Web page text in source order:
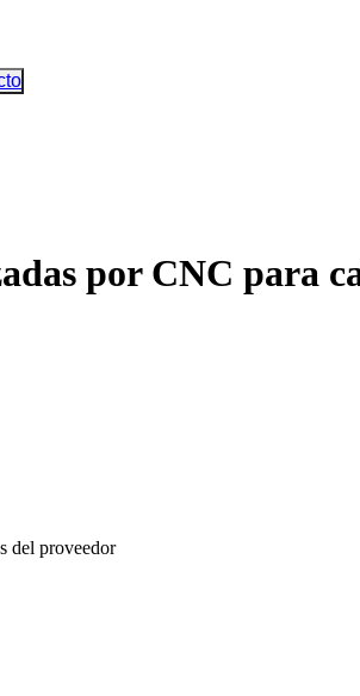
por CNC para
del proveedor